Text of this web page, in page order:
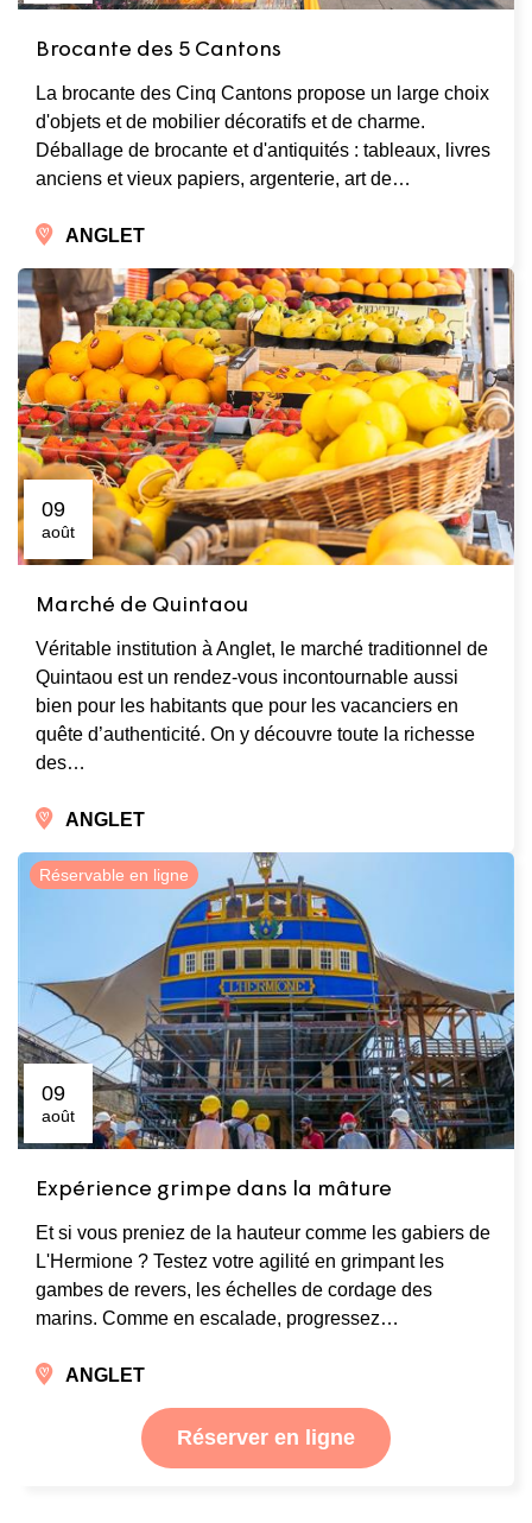
Brocante des 5 Cantons
La brocante des Cinq Cantons propose un large choix
d'objets et de mobilier décoratifs et de charme.
Déballage de brocante et d'antiquités : tableaux, livres
anciens et vieux papiers, argenterie, art de…
ANGLET
09
août
Marché de Quintaou
Véritable institution à Anglet, le marché traditionnel de
Quintaou est un rendez-vous incontournable aussi
bien pour les habitants que pour les vacanciers en
quête d’authenticité. On y découvre toute la richesse
des…
ANGLET
Réservable en ligne
09
août
Expérience grimpe dans la mâture
Et si vous preniez de la hauteur comme les gabiers de
L'Hermione ? Testez votre agilité en grimpant les
gambes de revers, les échelles de cordage des
marins. Comme en escalade, progressez…
ANGLET
Réserver en ligne